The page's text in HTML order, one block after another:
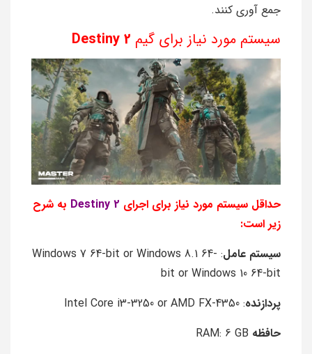
جمع آوری کنند.
سیستم مورد نیاز برای گیم Destiny 2
حداقل سیستم مورد نیاز برای اجرای Destiny 2 به شرح
زیر است:
سیستم عامل : Windows 7 64-bit or Windows 8.1 64-
bit or Windows 10 64-bit
پردازنده: Intel Core i3-3250 or AMD FX-4350
حافظه